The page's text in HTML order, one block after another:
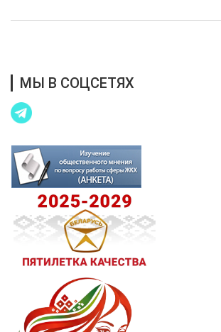
МЫ В СОЦСЕТЯХ